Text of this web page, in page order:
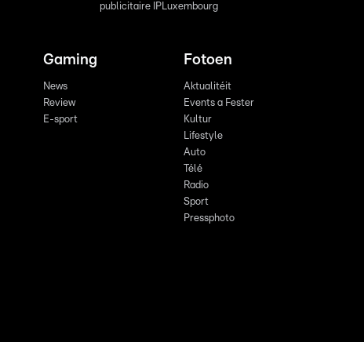
publicitaire IPLuxembourg
Gaming
News
Review
E-sport
Fotoen
Aktualitéit
Events a Fester
Kultur
Lifestyle
Auto
Télé
Radio
Sport
Pressphoto